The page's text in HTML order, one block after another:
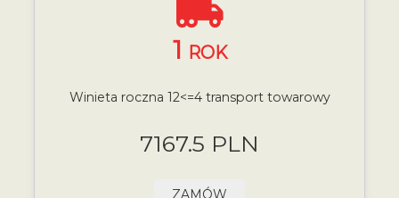
1 ROK
Winieta roczna 12<=4 transport towarowy
7167.5 PLN
ZAMÓW